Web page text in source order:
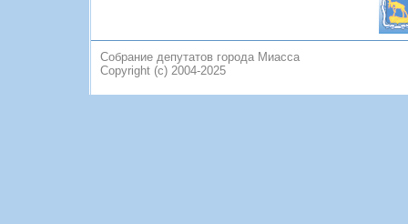
Собрание депутатов города Миасса
Copyright (c) 2004-2025